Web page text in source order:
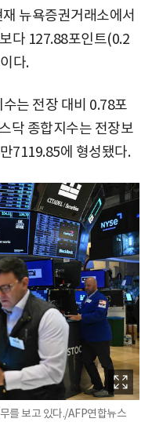
뉴욕증권거래소에서
다 127.88포인트(0.2
다.
는 전장 대비 0.78포
닥 종합지수는 전장보
7119.85에 형성됐다.
를 보고 있다./AFP연합뉴스